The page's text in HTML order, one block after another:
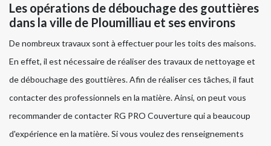
Les opérations de débouchage des gouttières
dans la ville de Ploumilliau et ses environs
De nombreux travaux sont à effectuer pour les toits des maisons.
En effet, il est nécessaire de réaliser des travaux de nettoyage et
de débouchage des gouttières. Afin de réaliser ces tâches, il faut
contacter des professionnels en la matière. Ainsi, on peut vous
recommander de contacter RG PRO Couverture qui a beaucoup
d'expérience en la matière. Si vous voulez des renseignements